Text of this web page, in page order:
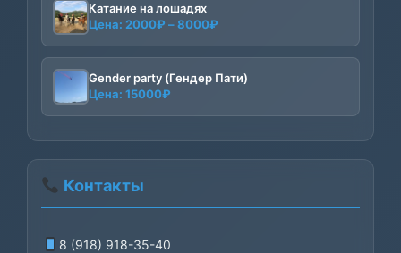
Катание на лошадях
Цена: 2000₽ –8000₽
2000₽
–
Gender party (Гендер Пати)
Цена: 15000₽
Контакты
8 (918) 918-35-40